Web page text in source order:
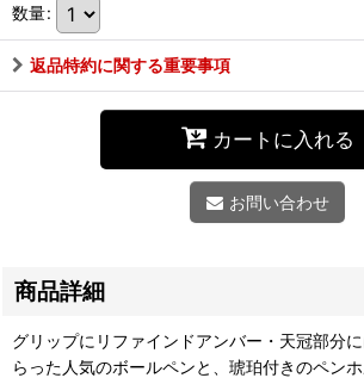
数量:
返品特約に関する重要事項
カートに入れる
お問い合わせ
商品詳細
グリップにリファインドアンバー・天冠部分
らった人気のボールペンと、琥珀付きのペン